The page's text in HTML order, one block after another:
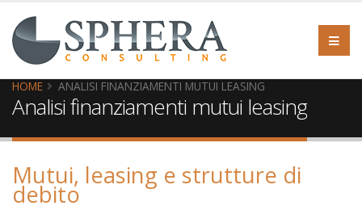
HOME ANALISI FINANZIAMENTI MUTUI LEASING
Analisi finanziamenti mutui leasing
Mutui, leasing e strutture di
debito